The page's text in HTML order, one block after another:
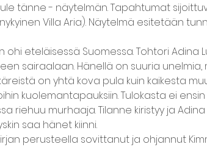
tänne - näytelmän. Tapahtumat
Villa Aria). Näytelmä esitetään
ohi eteläisessä Suomessa. Tohtori
sairaalaan. Hänellä on suuria
on yhtä kova pula kuin kaikesta
kuolemantapauksiin. Tulokasta ei
riehuu murhaaja. Tilanne kiristyy ja
saa hänet kiinni.
perusteella sovittanut ja ohjannut